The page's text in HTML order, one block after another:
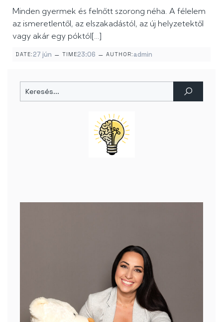
Minden gyermek és felnőtt szorong néha. A félelem
az ismeretlentől, az elszakadástól, az új helyzetektől
vagy akár egy póktól[…]
DATE:27 jún – TIME23:06 – AUTHOR: admin